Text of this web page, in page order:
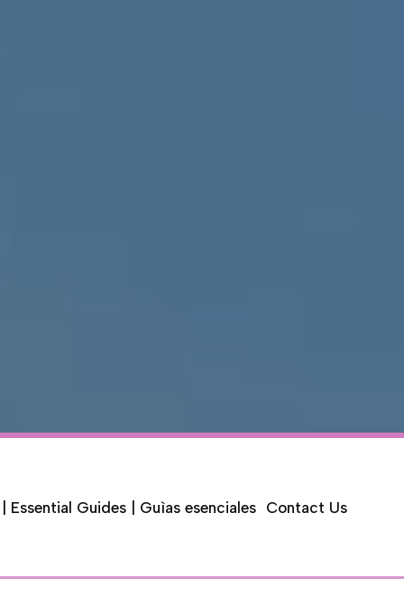
Essential Guides | Guìas esenciales Contact Us